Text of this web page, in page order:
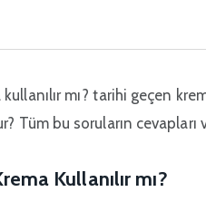
mı? tarihi geçen
Tüm bu soruların
Kullanılır mı?